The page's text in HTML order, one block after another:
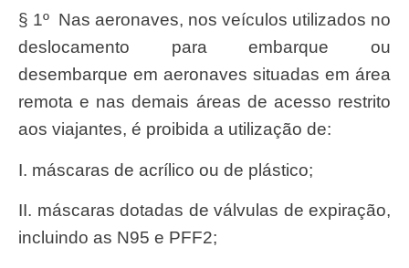
§ 1º Nas aeronaves, nos veículos utilizados no
deslocamento para embarque ou
desembarque em aeronaves situadas em área
remota e nas demais áreas de acesso restrito
aos viajantes, é proibida a utilização de:
I. máscaras de acrílico ou de plástico;
II. máscaras dotadas de válvulas de expiração,
incluindo as N95 e PFF2;